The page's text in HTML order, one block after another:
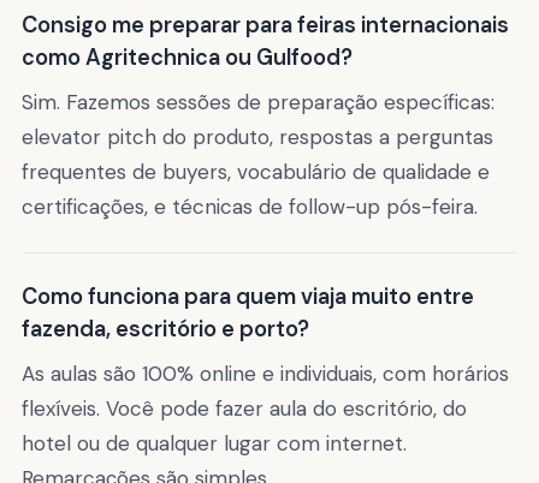
Consigo me preparar para feiras internacionais
como Agritechnica ou Gulfood?
Sim. Fazemos sessões de preparação específicas:
elevator pitch do produto, respostas a perguntas
frequentes de buyers, vocabulário de qualidade e
certificações, e técnicas de follow-up pós-feira.
Como funciona para quem viaja muito entre
fazenda, escritório e porto?
As aulas são 100% online e individuais, com horários
flexíveis. Você pode fazer aula do escritório, do
hotel ou de qualquer lugar com internet.